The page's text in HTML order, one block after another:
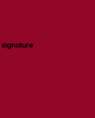
signature